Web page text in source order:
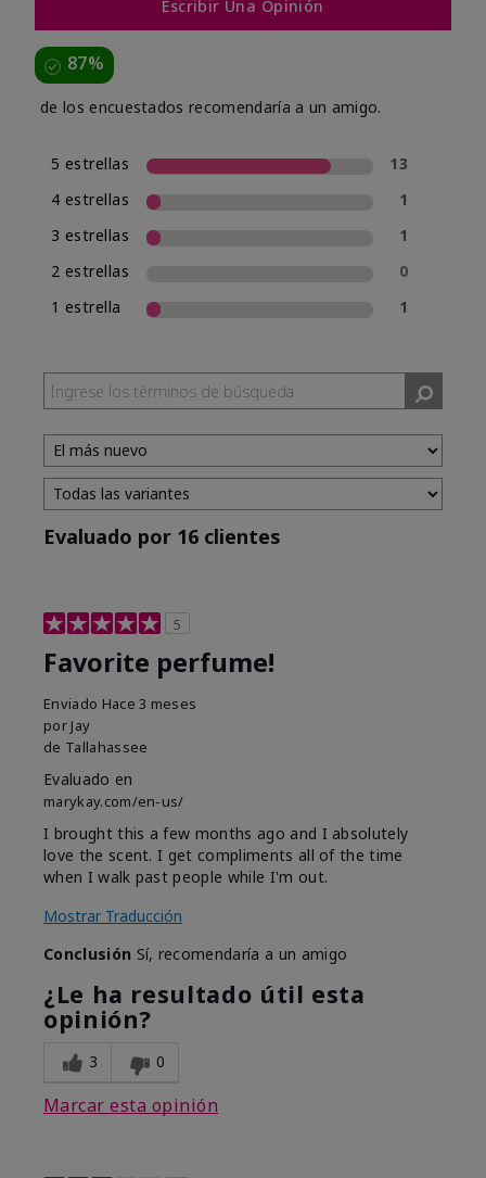
Escribir Una Opinión
87%
de los encuestados recomendaría a un amigo.
5 estrellas
13
4 estrellas
1
3 estrellas
1
2 estrellas
0
1 estrella
1
Evaluado por 16 clientes
5
Favorite perfume!
Enviado Hace 3 meses
por Jay
de Tallahassee
Evaluado en
marykay.com/en-us/
I brought this a few months ago and I absolutely
love the scent. I get compliments all of the time
when I walk past people while I'm out.
Mostrar Traducción
Conclusión Sí, recomendaría a un amigo
¿Le ha resultado útil esta
opinión?
3 0
Marcar esta opinión